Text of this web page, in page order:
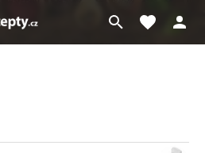
Přejít
na
Moje